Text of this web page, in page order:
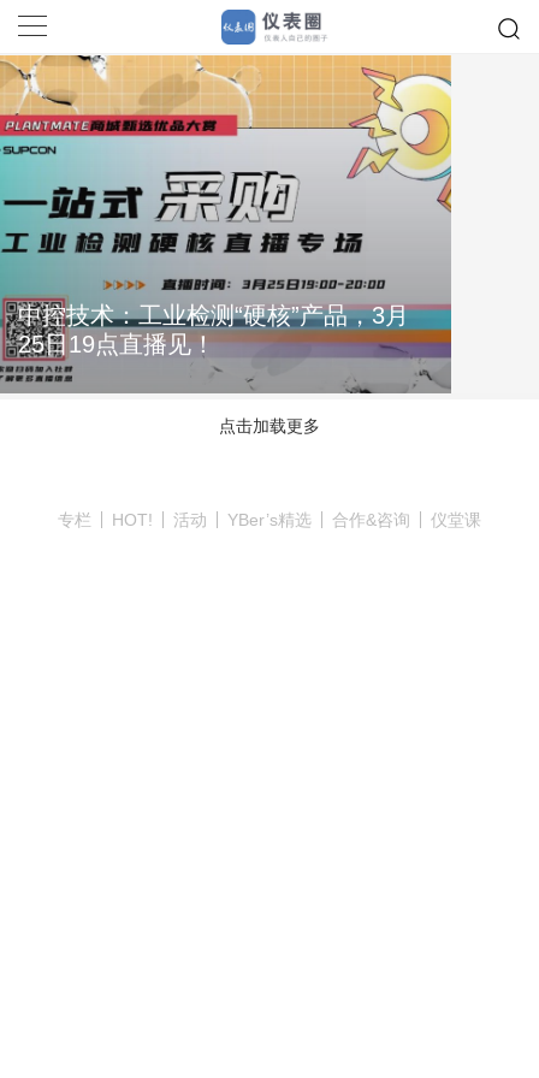
中控技术：工业检测“硬核”产品，3月
25日19点直播见！
点击加载更多
专栏 HOT! 活动 YBer’s精选 合作&咨询 仪堂课